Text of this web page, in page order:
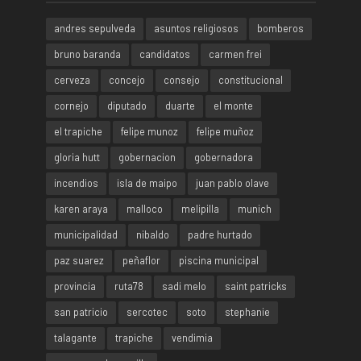
andres sepulveda asuntos religiosos
bomberos
bruno baranda
candidatos
carmen frei
cerveza
concejo consejo
constitucional
cornejo
diputado duarte
el monte
el trapiche
felipe munoz
felipe muñoz
gloria hutt
gobernacion
gobernadora
incendios
isla de maipo
juan pablo olave
karen araya
malloco melipilla
munich
municipalidad
nibaldo
padre hurtado
paz suarez
peñaflor
piscina municipal
provincia
ruta78 sadi melo
saint patricks
san patricio
sercotec soto
stephanie
talagante
trapiche
vendimia